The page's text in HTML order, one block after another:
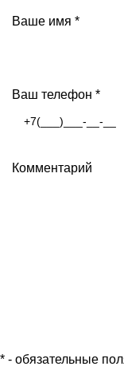
Ваше имя *
Ваш телефон *
Комментарий
* - обязательные